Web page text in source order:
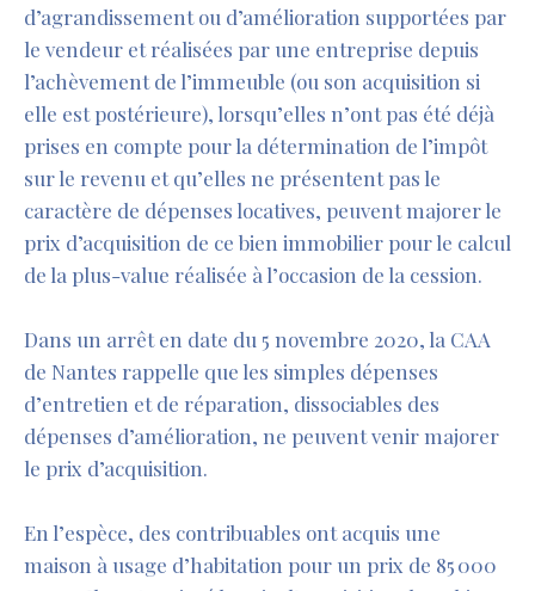
d’agrandissement ou d’amélioration supportées par
le vendeur et réalisées par une entreprise depuis
l’achèvement de l’immeuble (ou son acquisition si
elle est postérieure), lorsqu’elles n’ont pas été déjà
prises en compte pour la détermination de l’impôt
sur le revenu et qu’elles ne présentent pas le
caractère de dépenses locatives, peuvent majorer le
prix d’acquisition de ce bien immobilier pour le calcul
de la plus-value réalisée à l’occasion de la cession.
Dans un arrêt en date du 5 novembre 2020, la CAA
de Nantes rappelle que les simples dépenses
d’entretien et de réparation, dissociables des
dépenses d’amélioration, ne peuvent venir majorer
le prix d’acquisition.
En l’espèce, des contribuables ont acquis une
maison à usage d’habitation pour un prix de 85 000